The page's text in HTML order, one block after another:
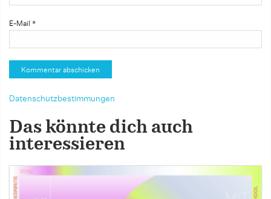
E-Mail *
Datenschutzbestimmungen
Das könnte dich auch
interessieren